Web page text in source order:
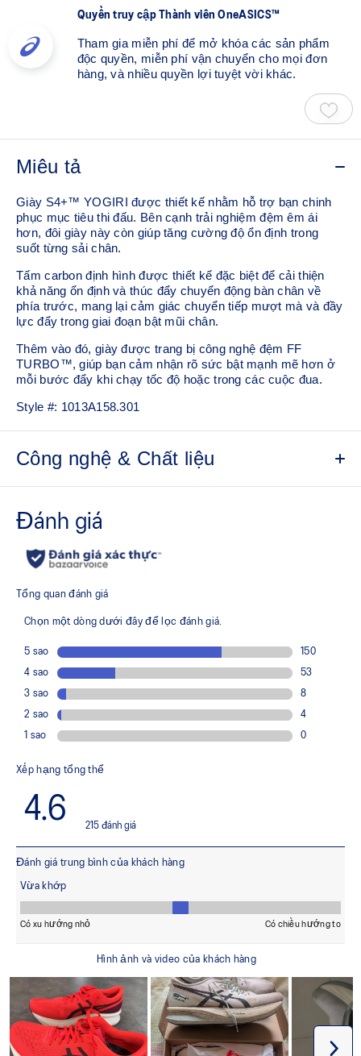
Quyền truy cập Thành viên OneASICS™
Tham gia miễn phí để mở khóa các sản phẩm
độc quyền, miễn phí vận chuyển cho mọi đơn
hàng, và nhiều quyền lợi tuyệt vời khác.
Miêu tả
Giày S4+™ YOGIRI được thiết kế nhằm hỗ trợ bạn chinh
phục mục tiêu thi đấu. Bên cạnh trải nghiệm đệm êm ái
hơn, đôi giày này còn giúp tăng cường độ ổn định trong
suốt từng sải chân.​
Tấm carbon định hình được thiết kế đặc biệt để cải thiện
khả năng ổn định và thúc đẩy chuyển động bàn chân về
phía trước, mang lại cảm giác chuyển tiếp mượt mà và đầy
lực đẩy trong giai đoạn bật mũi chân.​
Thêm vào đó, giày được trang bị công nghệ đệm FF
TURBO™, giúp bạn cảm nhận rõ sức bật mạnh mẽ hơn ở
mỗi bước đẩy khi chạy tốc độ hoặc trong các cuộc đua.​
Style #: 1013A158.301
Công nghệ & Chất liệu
Tăng khả năng thoáng khí
Ít nhất 50% vật liệu chính ở phần thân giày được làm từ
vật liệu tái chế nhằm giảm thiểu rác thải và khí thải
carbon
Lớp lót giày được sản xuất bằng quy trình nhuộm dung
giảm khoảng 45% lượng khí thải carbon so với công
Tấm carbon toàn chiều dài
Tăng độ ổn định và cải thiện lực đẩy khi bật mũi chân
Công nghệ đệm FF TURBO™
Là loại đệm nhẹ và đàn hồi nhất của ASICS, nhẹ hơn
khoảng 33% và phản hồi năng lượng cao hơn khoảng 13%
so với đệm FF BLAST™
Mang lại độ bám vượt trội trên nhiều loại địa hình